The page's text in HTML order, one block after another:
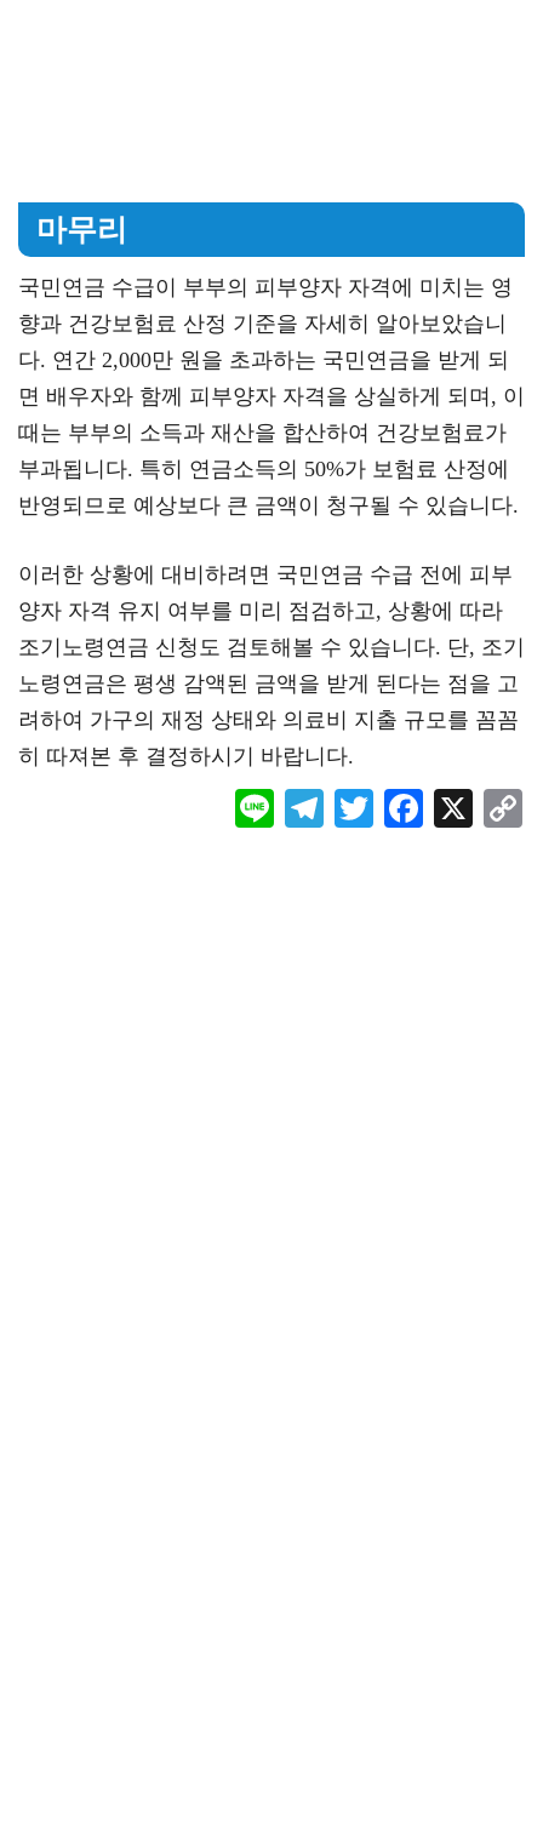
마무리
국민연금 수급이 부부의 피부양자 자격에 미치는 영
향과 건강보험료 산정 기준을 자세히 알아보았습니
다. 연간 2,000만 원을 초과하는 국민연금을 받게 되
면 배우자와 함께 피부양자 자격을 상실하게 되며, 이
때는 부부의 소득과 재산을 합산하여 건강보험료가
부과됩니다. 특히 연금소득의 50%가 보험료 산정에
반영되므로 예상보다 큰 금액이 청구될 수 있습니다.
이러한 상황에 대비하려면 국민연금 수급 전에 피부
양자 자격 유지 여부를 미리 점검하고, 상황에 따라
조기노령연금 신청도 검토해볼 수 있습니다. 단, 조기
노령연금은 평생 감액된 금액을 받게 된다는 점을 고
려하여 가구의 재정 상태와 의료비 지출 규모를 꼼꼼
히 따져본 후 결정하시기 바랍니다.
Li
Te
T
F
X